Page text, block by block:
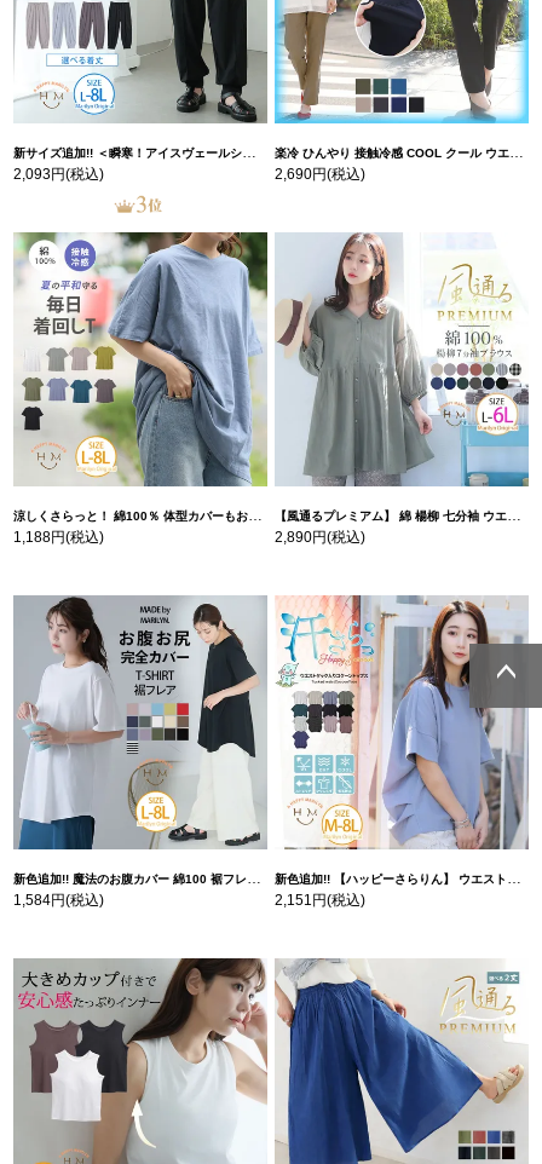
新サイズ追加!! ＜瞬寒！アイスヴェールシリーズ＞ 美脚 ジョガーパンツ 【ウェストゴム】 【ストレッチ】 | 大きいサイズの通販ならハッピーマリリン
2,093円(税込)
楽冷 ひんやり 接触冷感 COOL クール ウエストゴム 楽ちん ストレッチ 美脚 レギパン 【ストレッチ】 | 大きいサイズの通販ならハッピーマリリン
2,690円(税込)
涼しくさらっと！ 綿100％ 体型カバーもお洒落も叶える 風合いコットン ゆるシルエット ドルマン | 大きいサイズの通販ならハッピーマリリン
1,188円(税込)
【風通るプレミアム】 綿 楊柳 七分袖 ウエストギャザー ブラウス | 大きいサイズの通販ならハッピーマリリン
2,890円(税込)
新色追加!! 魔法のお腹カバー 綿100 裾フレア Tシャツ | 大きいサイズの通販ならハッピーマリリン
1,584円(税込)
新色追加!! 【ハッピーさらりん】 ウエストタック入り スッキリ魅せ コクーントップス | 大きいサイズの通販ならハッピーマリリン
2,151円(税込)
ページトッ
プへ
ページトッ
プへ